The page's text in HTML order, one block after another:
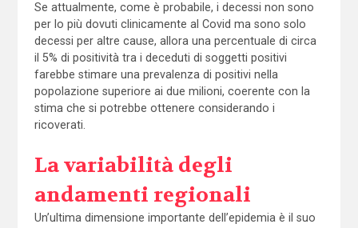
Se attualmente, come è probabile, i decessi non sono
per lo più dovuti clinicamente al Covid ma sono solo
decessi per altre cause, allora una percentuale di circa
il 5% di positività tra i deceduti di soggetti positivi
farebbe stimare una prevalenza di positivi nella
popolazione superiore ai due milioni, coerente con la
stima che si potrebbe ottenere considerando i
ricoverati.
La variabilità degli
andamenti regionali
Un’ultima dimensione importante dell’epidemia è il suo